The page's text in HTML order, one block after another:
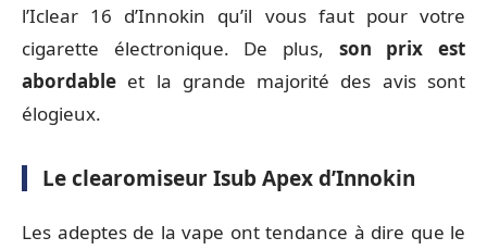
l’Iclear 16 d’Innokin qu’il vous faut pour votre
cigarette électronique. De plus, son prix est
abordable et la grande majorité des avis sont
élogieux.
Le clearomiseur Isub Apex d’Innokin
Les adeptes de la vape ont tendance à dire que le